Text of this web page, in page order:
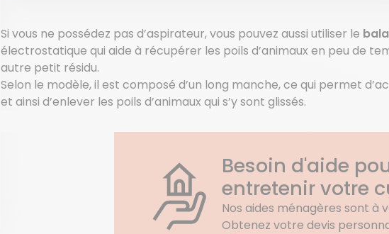
Si vous ne possédez pas d’aspirateur, vous pouvez aussi utiliser le
électrostatique qui aide à récupérer les poils d’animaux en peu de
autre petit résidu.
Selon le modèle, il est composé d’un long manche, ce qui permet
et ainsi d’enlever les poils d’animaux qui s’y sont glissés.
Besoin d'aide
entretenir votre
Nos aides ménagères sont à
Obtenez votre devis